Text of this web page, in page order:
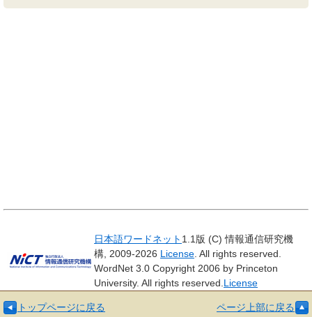
日本語ワードネット 1.1版 (C) 情報通信研究機
構, 2009-2026 License . All rights reserved.
WordNet 3.0 Copyright 2006 by Princeton
University. All rights reserved. License
トップページに戻る ページ上部に戻る